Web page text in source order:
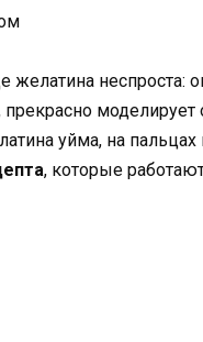
желатина
моделирует
уйма, на
, которые